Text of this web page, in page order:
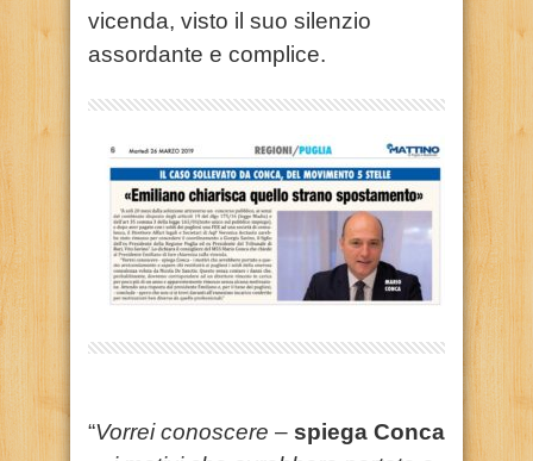
vicenda, visto il suo silenzio
assordante e complice.
“Vorrei conoscere – spiega Conca